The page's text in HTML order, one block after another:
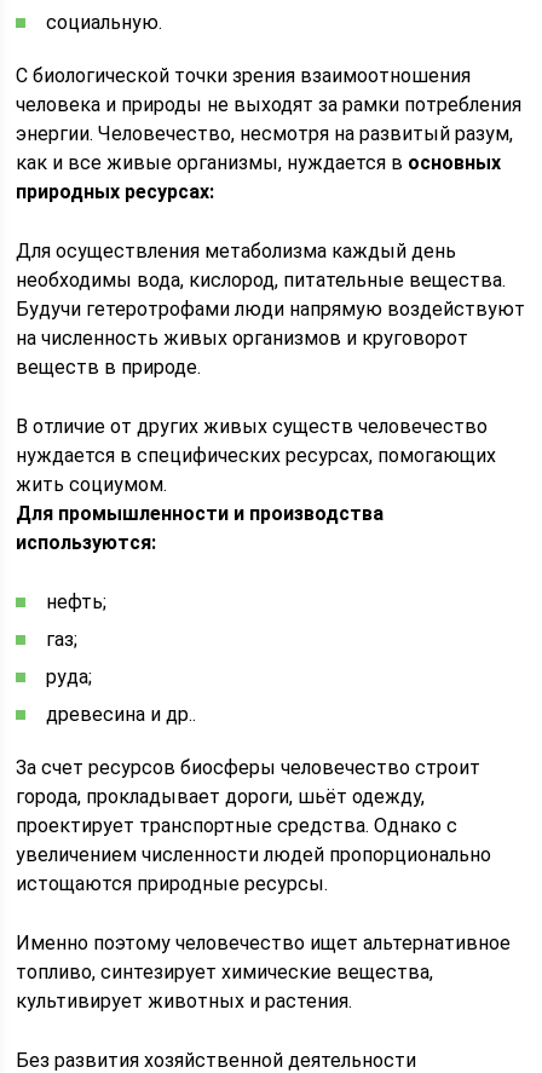
социальную.
С биологической точки зрения взаимоотношения
человека и природы не выходят за рамки потребления
энергии. Человечество, несмотря на развитый разум,
как и все живые организмы, нуждается в основных
природных ресурсах:
Для осуществления метаболизма каждый день
необходимы вода, кислород, питательные вещества.
Будучи гетеротрофами люди напрямую воздействуют
на численность живых организмов и круговорот
веществ в природе.
В отличие от других живых существ человечество
нуждается в специфических ресурсах, помогающих
жить социумом.
Для промышленности и производства
используются:
нефть;
газ;
руда;
древесина и др..
За счет ресурсов биосферы человечество строит
города, прокладывает дороги, шьёт одежду,
проектирует транспортные средства. Однако с
увеличением численности людей пропорционально
истощаются природные ресурсы.
Именно поэтому человечество ищет альтернативное
топливо, синтезирует химические вещества,
культивирует животных и растения.
Без развития хозяйственной деятельности